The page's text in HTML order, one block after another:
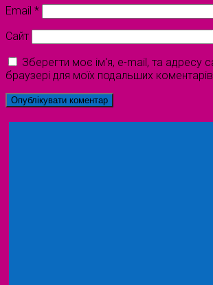
Email *
Сайт
Зберегти моє ім'я, e-mail, та адресу
браузері для моїх подальших